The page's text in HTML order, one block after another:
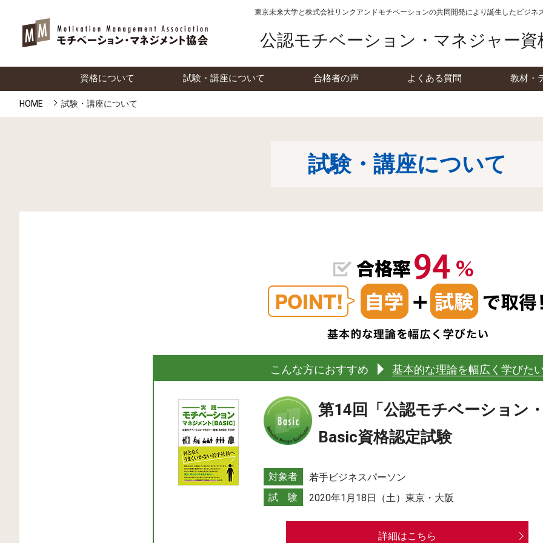
東京未来大学と株式会社リンクアンドモチベーションの共同開発により誕生したビジネ
公認モチベーション・マネジャー資
資格について 試験・講座について 合格者の声 よくある質問 教材・
HOME 試験・講座について
試験・講座について
こんな方におすすめ 基本的な理論を幅広く学びた
第14回「公認モチベーション
Basic資格認定試験
対象者
若手ビジネスパーソン
試 験
2020年1月18日（土）東京・大阪
詳細はこちら